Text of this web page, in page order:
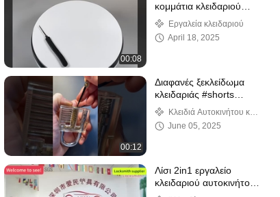
00:08
κομμάτια κλειδαριού
picking εργαλείο σετ
Εργαλεία κλειδαριού
April 18, 2025
00:12
Διαφανές ξεκλείδωμα
κλειδαριάς #shorts
#lockpicking
Κλειδιά Αυτοκινήτου και
ΚλειδιάJune 05, 2025
Λίσι 2in1 εργαλείο
κλειδαριού αυτοκινήτου